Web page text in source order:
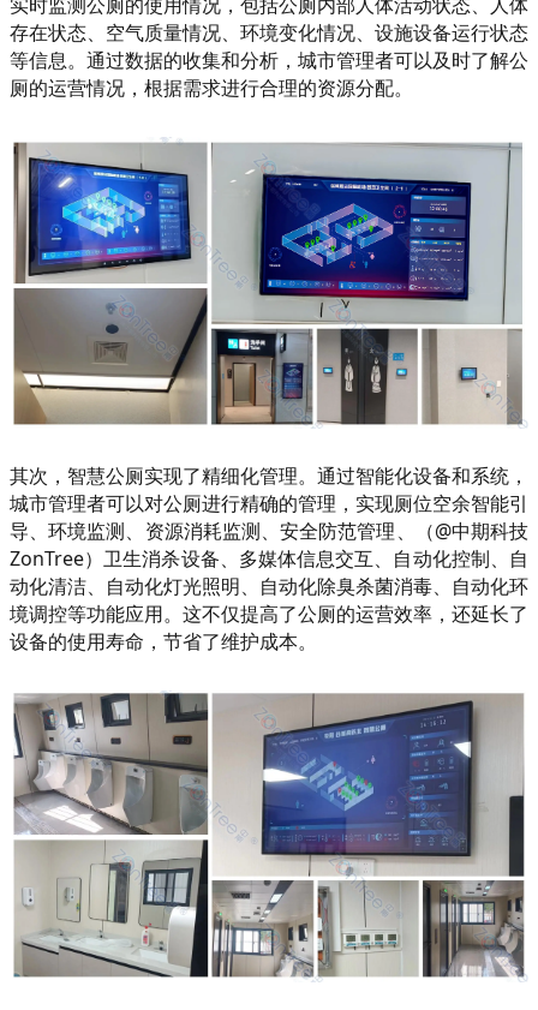
存在状态、空气质量情况、环境变化情况、设施设备运行状态
等信息。通过数据的收集和分析，城市管理者可以及时了解公
厕的运营情况，根据需求进行合理的资源分配。
其次，智慧公厕实现了精细化管理。通过智能化设备和系统，
城市管理者可以对公厕进行精确的管理，实现厕位空余智能引
导、环境监测、资源消耗监测、安全防范管理、（@中期科技
ZonTree）卫生消杀设备、多媒体信息交互、自动化控制、自
动化清洁、自动化灯光照明、自动化除臭杀菌消毒、自动化环
境调控等功能应用。这不仅提高了公厕的运营效率，还延长了
设备的使用寿命，节省了维护成本。